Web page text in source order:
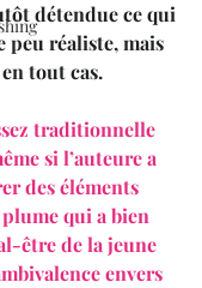
détendue ce qui
réaliste, mais
tout cas.
traditionnelle
si l’auteure a
des éléments
qui a bien
être de la jeune
envers